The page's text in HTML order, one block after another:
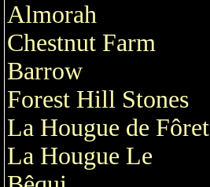
Almorah
Chestnut Farm
Barrow
Forest Hill Stones
La Hougue de Fôret
La Hougue Le